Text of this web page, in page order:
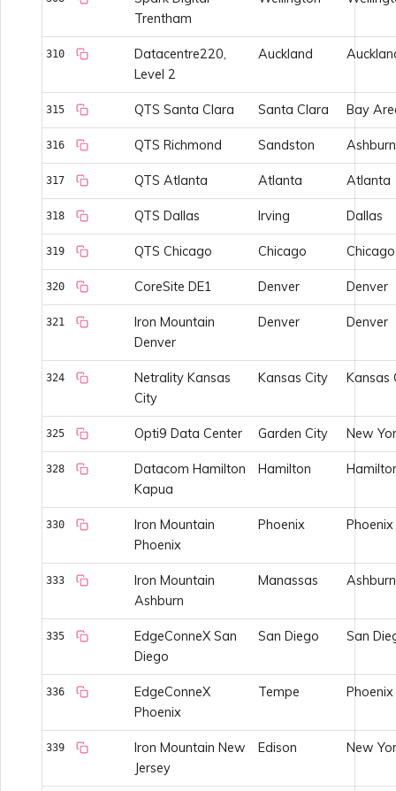
Trentham
310
Datacentre220,
Level 2
Auckland
315 QTS Santa Clara Santa Clara Bay
316 QTS Richmond Sandston Ashburn
317 QTS Atlanta Atlanta Atlanta
318 QTS Dallas Irving Dallas
319 QTS Chicago Chicago Chicago
320 CoreSite DE1 Denver Denver
321
Iron Mountain
Denver
Denver Denver
324
Netrality Kansas
City
Kansas City Kansas
325 Opti9 Data Center Garden City New
328
Datacom Hamilton
Kapua
Hamilton
330
Iron Mountain
Phoenix
Phoenix Phoenix
333
Iron Mountain
Ashburn
Manassas Ashburn
335
EdgeConneX San
Diego
San Diego San
336
EdgeConneX
Phoenix
Tempe Phoenix
339
Iron Mountain New
Jersey
Edison New